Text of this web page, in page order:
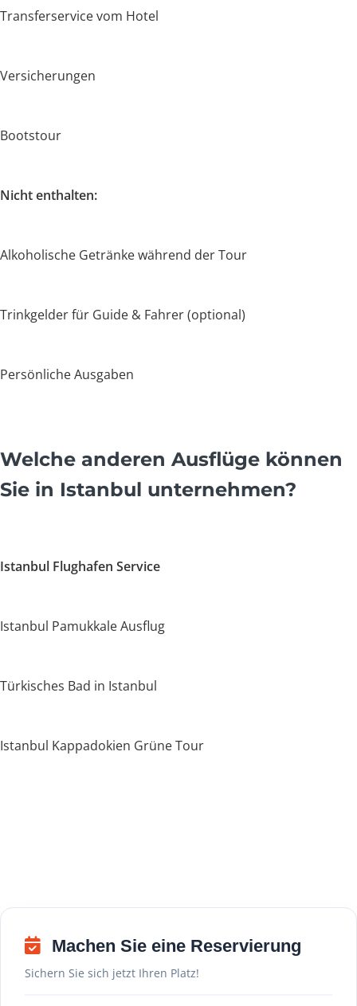
Transferservice vom Hotel
Versicherungen
Bootstour
Nicht enthalten:
Alkoholische Getränke während der Tour
Trinkgelder für Guide & Fahrer (optional)
Persönliche Ausgaben
Welche anderen Ausflüge können
Sie in Istanbul unternehmen?
Istanbul Flughafen Service
Istanbul Pamukkale Ausflug
Türkisches Bad in Istanbul
Istanbul Kappadokien Grüne Tour
Machen Sie eine Reservierung
Sichern Sie sich jetzt Ihren Platz!